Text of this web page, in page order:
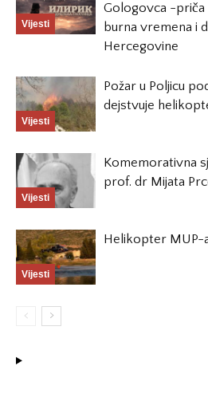
Vijesti
Gologovca -priča
burna vremena i
Hercegovine
Vijesti
Požar u Poljicu
dejstvuje
Vijesti
Komemorativna
prof. dr Mijata
Vijesti
Helikopter MUP-